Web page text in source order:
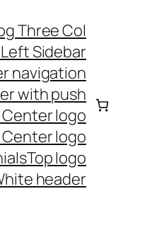
Three Col
Sidebar
navigation
with push
logo
logo
Top logo
header